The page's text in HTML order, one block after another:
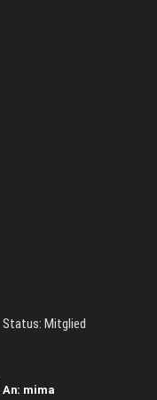
Status: Mitglied
An: mima